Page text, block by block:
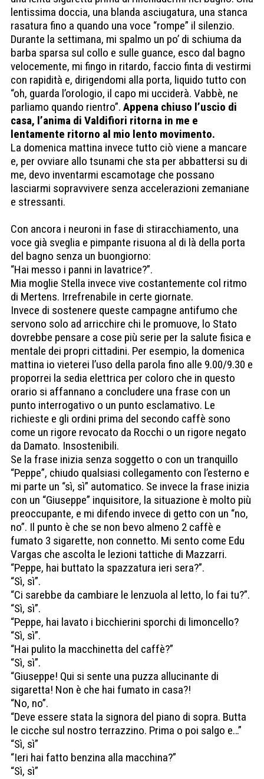
lentissima doccia, una blanda asciugatura, una stanca
rasatura fino a quando una voce “rompe” il silenzio.
Durante la settimana, mi spalmo un po’ di schiuma da
barba sparsa sul collo e sulle guance, esco dal bagno
velocemente, mi fingo in ritardo, faccio finta di vestirmi
con rapidità e, dirigendomi alla porta, liquido tutto con
“oh, guarda l’orologio, il capo mi ucciderà. Vabbè, ne
parliamo quando rientro”. Appena chiuso l’uscio di
casa, l’anima di Valdifiori ritorna in me e
lentamente ritorno al mio lento movimento.
La domenica mattina invece tutto ciò viene a mancare
e, per ovviare allo tsunami che sta per abbattersi su di
me, devo inventarmi escamotage che possano
lasciarmi sopravvivere senza accelerazioni zemaniane
e stressanti.
Con ancora i neuroni in fase di stiracchiamento, una
voce già sveglia e pimpante risuona al di là della porta
del bagno senza un buongiorno:
“Hai messo i panni in lavatrice?”.
Mia moglie Stella invece vive costantemente col ritmo
di Mertens. Irrefrenabile in certe giornate.
Invece di sostenere queste campagne antifumo che
servono solo ad arricchire chi le promuove, lo Stato
dovrebbe pensare a cose più serie per la salute fisica e
mentale dei propri cittadini. Per esempio, la domenica
mattina io vieterei l’uso della parola fino alle 9.00/9.30 e
proporrei la sedia elettrica per coloro che in questo
orario si affannano a concludere una frase con un
punto interrogativo o un punto esclamativo. Le
richieste e gli ordini prima del secondo caffè sono
come un rigore revocato da Rocchi o un rigore negato
da Damato. Insostenibili.
Se la frase inizia senza soggetto o con un tranquillo
“Peppe”, chiudo qualsiasi collegamento con l’esterno e
mi parte un “sì, sì” automatico. Se invece la frase inizia
con un “Giuseppe” inquisitore, la situazione è molto più
preoccupante, e mi difendo invece di getto con un “no,
no”. Il punto è che se non bevo almeno 2 caffè e
fumato 3 sigarette, non connetto. Mi sento come Edu
Vargas che ascolta le lezioni tattiche di Mazzarri.
“Peppe, hai buttato la spazzatura ieri sera?”.
“Sì, sì”.
“Ci sarebbe da cambiare le lenzuola al letto, lo fai tu?”.
“Sì, sì”.
“Peppe, hai lavato i bicchierini sporchi di limoncello?
“Sì, sì”.
“Hai pulito la macchinetta del caffè?”
“Sì, sì”.
“Giuseppe! Qui si sente una puzza allucinante di
sigaretta! Non è che hai fumato in casa?!
“No, no”.
“Deve essere stata la signora del piano di sopra. Butta
le cicche sul nostro terrazzino. Prima o poi salgo e…”
“Sì, sì”
“Ieri hai fatto benzina alla macchina?”
“Sì, sì”